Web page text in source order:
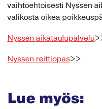
vaihtoehtoisesti Nyssen
valikosta oikea
Nyssen aikataulupalvelu
Nyssen reittiopas>>
Lue myös: